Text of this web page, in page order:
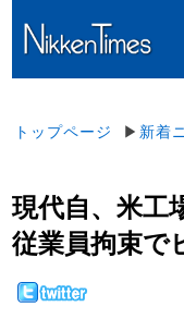
トップページ ▶ 新着
現代自、米工
従業員拘束で